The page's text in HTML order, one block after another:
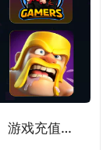
Gamer Arena - 数字在线游戏商店、游戏充值、优惠券和玩家ID销售工具